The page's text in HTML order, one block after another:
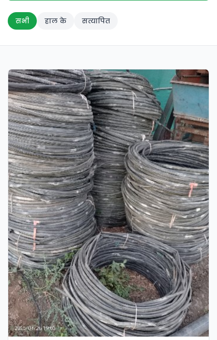
सभी हाल के सत्यापित